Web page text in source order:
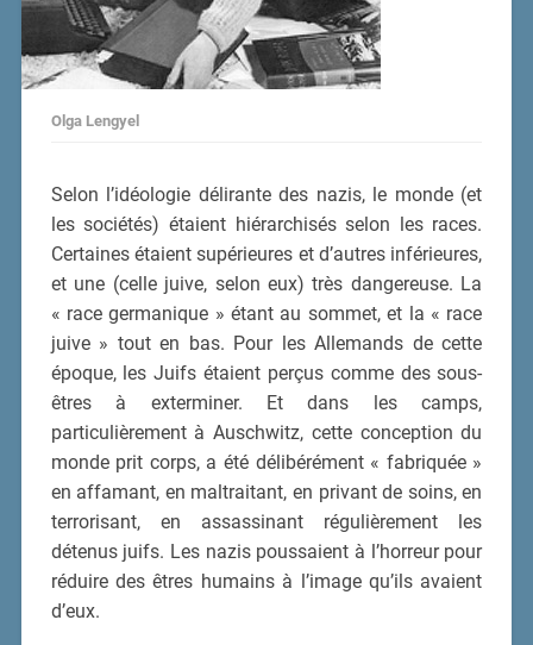
Olga Lengyel
Selon l’idéologie délirante des nazis, le monde (et
les sociétés) étaient hiérarchisés selon les races.
Certaines étaient supérieures et d’autres inférieures,
et une (celle juive, selon eux) très dangereuse. La
« race germanique » étant au sommet, et la « race
juive » tout en bas. Pour les Allemands de cette
époque, les Juifs étaient perçus comme des sous-
êtres à exterminer. Et dans les camps,
particulièrement à Auschwitz, cette conception du
monde prit corps, a été délibérément « fabriquée »
en affamant, en maltraitant, en privant de soins, en
terrorisant, en assassinant régulièrement les
détenus juifs. Les nazis poussaient à l’horreur pour
réduire des êtres humains à l’image qu’ils avaient
d’eux.